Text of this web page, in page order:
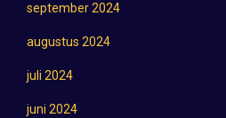
september 2024
augustus 2024
juli 2024
juni 2024